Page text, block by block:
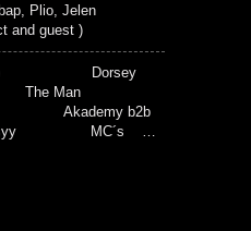
Plio, Jelen
and guest )
Dorsey
The Man
Akademy b2b
MC´s …